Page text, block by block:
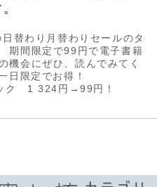
替わり月替わりセールのタ
期間限定で99円で電子書籍
機会にぜひ、読んでみてく
限定でお得！
ク 1 324円→99円！